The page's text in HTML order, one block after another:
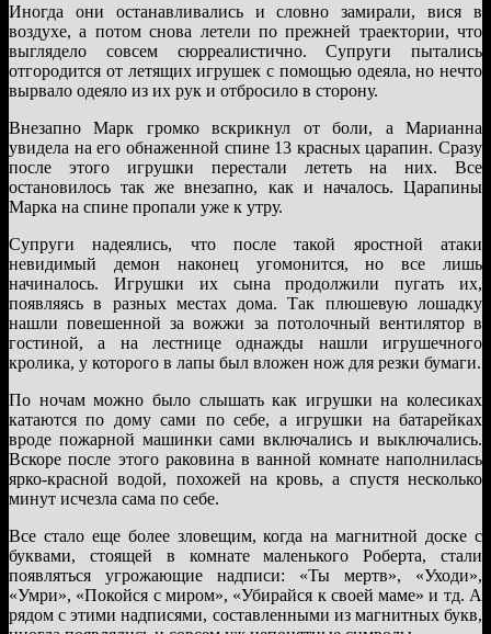
Иногда они останавливались и словно замирали, вися в
воздухе, а потом снова летели по прежней траектории, что
выглядело совсем сюрреалистично. Супруги пытались
отгородится от летящих игрушек с помощью одеяла, но нечто
вырвало одеяло из их рук и отбросило в сторону.
Внезапно Марк громко вскрикнул от боли, а Марианна
увидела на его обнаженной спине 13 красных царапин. Сразу
после этого игрушки перестали лететь на них. Все
остановилось так же внезапно, как и началось. Царапины
Марка на спине пропали уже к утру.
Супруги надеялись, что после такой яростной атаки
невидимый демон наконец угомонится, но все лишь
начиналось. Игрушки их сына продолжили пугать их,
появляясь в разных местах дома. Так плюшевую лошадку
нашли повешенной за вожжи за потолочный вентилятор в
гостиной, а на лестнице однажды нашли игрушечного
кролика, у которого в лапы был вложен нож для резки бумаги.
По ночам можно было слышать как игрушки на колесиках
катаются по дому сами по себе, а игрушки на батарейках
вроде пожарной машинки сами включались и выключались.
Вскоре после этого раковина в ванной комнате наполнилась
ярко-красной водой, похожей на кровь, а спустя несколько
минут исчезла сама по себе.
Все стало еще более зловещим, когда на магнитной доске с
буквами, стоящей в комнате маленького Роберта, стали
появляться угрожающие надписи: «Ты мертв», «Уходи»,
«Умри», «Покойся с миром», «Убирайся к своей маме» и тд. А
рядом с этими надписями, составленными из магнитных букв,